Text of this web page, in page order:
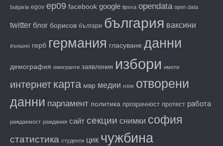
bulgaria egov ep09 facebook google lipsva opendata open data
twitter блог борисов българи българия ваксини
външно герб германия гласуване данни
демография емигранти заявления избори имоти
интернет карта мвр медии нзок отворени
данни парламент политика прозрачност протест работа
раждаемост раждания сайт секции снимки софия
статистика студенти цик чужбина